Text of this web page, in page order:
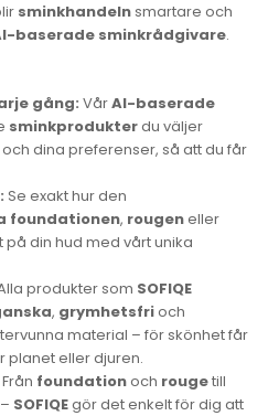
sminkhandelnsmartare och
baserade sminkrådgivare.
gång: VårAI-baserade
sminkprodukterdu väljer
och dina preferenser, så att du får
Se exakt hur den
foundationen, rougeneller
på din hud med vårt unika
produkter som SOFIQE
, grymhetsfrioch
material – för skönhet får
planet eller djuren.
Från foundationoch rougetill
– SOFIQEgör det enkelt för dig att